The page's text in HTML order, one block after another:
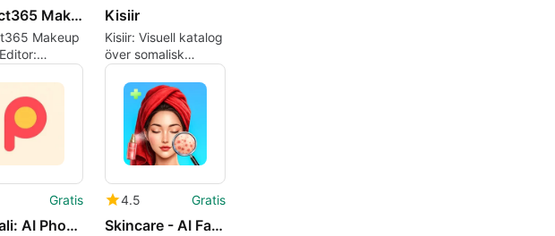
Perfect365 Makeup Photo Editor
Makeup
makeovers
Kisiir
Kisiir: Visuell katalog
över somalisk
traditionell och
samtida mode
Gratis
Pali Pali: AI Photo Editor
4.5 Gratis
Skincare - AI Face Scanner